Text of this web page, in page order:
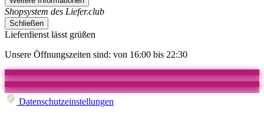
Shopsystem des Liefer.club
Schließen
Lieferdienst lässt grüßen
Unsere Öffnungszeiten sind: von 16:00 bis 22:30
Datenschutzeinstellungen